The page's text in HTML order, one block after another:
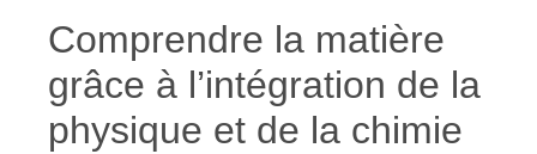
Comprendre la matière
grâce à l’intégration de la
physique et de la chimie